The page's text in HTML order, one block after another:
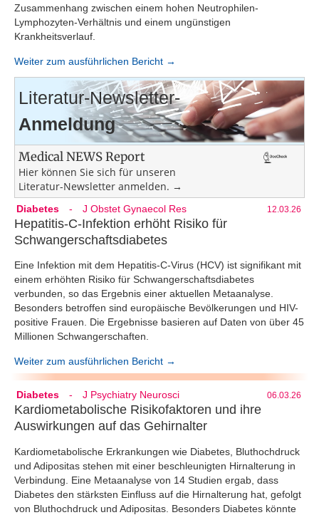
Zusammenhang zwischen einem hohen Neutrophilen-
Lymphozyten-Verhältnis und einem ungünstigen
Krankheitsverlauf.
Weiter zum ausführlichen Bericht →
Literatur-Newsletter-
Anmeldung
Medical NEWS Report
Hier können Sie sich für unseren
Literatur-Newsletter anmelden. →
Diabetes - J Obstet Gynaecol Res 12.03.26
Hepatitis-C-Infektion erhöht Risiko für
Schwangerschaftsdiabetes
Eine Infektion mit dem Hepatitis-C-Virus (HCV) ist signifikant mit
einem erhöhten Risiko für Schwangerschaftsdiabetes
verbunden, so das Ergebnis einer aktuellen Metaanalyse.
Besonders betroffen sind europäische Bevölkerungen und HIV-
positive Frauen. Die Ergebnisse basieren auf Daten von über 45
Millionen Schwangerschaften.
Weiter zum ausführlichen Bericht →
Diabetes - J Psychiatry Neurosci 06.03.26
Kardiometabolische Risikofaktoren und ihre
Auswirkungen auf das Gehirnalter
Kardiometabolische Erkrankungen wie Diabetes, Bluthochdruck
und Adipositas stehen mit einer beschleunigten Hirnalterung in
Verbindung. Eine Metaanalyse von 14 Studien ergab, dass
Diabetes den stärksten Einfluss auf die Hirnalterung hat, gefolgt
von Bluthochdruck und Adipositas. Besonders Diabetes könnte